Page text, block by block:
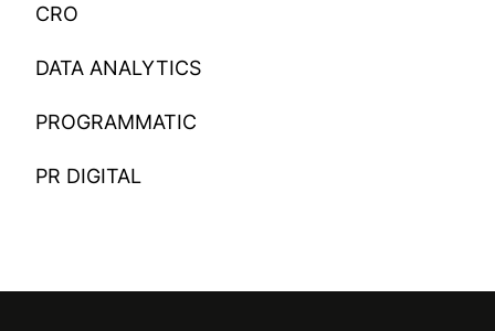
CRO
DATA ANALYTICS
PROGRAMMATIC
PR DIGITAL